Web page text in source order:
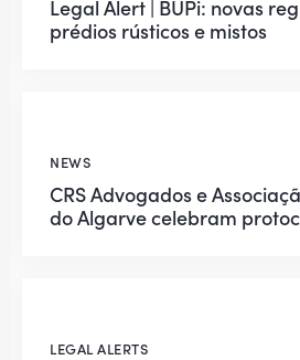
Legal Alert | BUPi: novas
prédios rústicos e mistos
NEWS
CRS Advogados e
do Algarve celebram
LEGAL ALERTS